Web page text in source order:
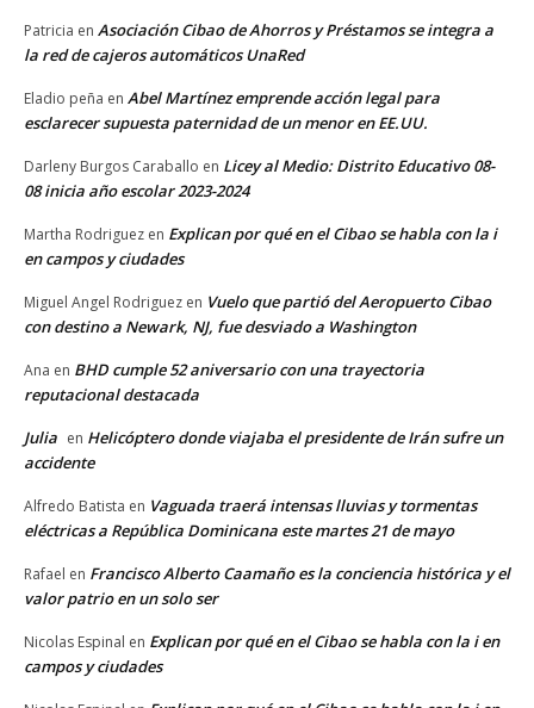
Patricia en Asociación Cibao de Ahorros y Préstamos se integra a
la red de cajeros automáticos UnaRed
Eladio peña en Abel Martínez emprende acción legal para
esclarecer supuesta paternidad de un menor en EE.UU.
Darleny Burgos Caraballo en Licey al Medio: Distrito Educativo 08-
08 inicia año escolar 2023-2024
Martha Rodriguez en Explican por qué en el Cibao se habla con la i
en campos y ciudades
Miguel Angel Rodriguez en Vuelo que partió del Aeropuerto Cibao
con destino a Newark, NJ, fue desviado a Washington
Ana en BHD cumple 52 aniversario con una trayectoria
reputacional destacada
Julia en Helicóptero donde viajaba el presidente de Irán sufre un
accidente
Alfredo Batista en Vaguada traerá intensas lluvias y tormentas
eléctricas a República Dominicana este martes 21 de mayo
Rafael en Francisco Alberto Caamaño es la conciencia histórica y el
valor patrio en un solo ser
Nicolas Espinal en Explican por qué en el Cibao se habla con la i en
campos y ciudades